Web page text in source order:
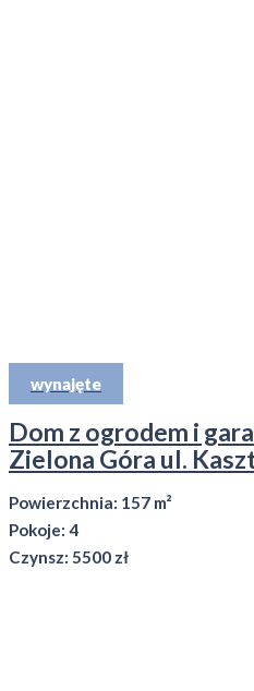
wynajęte
Dom z ogrodem i
Zielona Góra ul.
Powierzchnia: 157 m²
Pokoje: 4
Czynsz: 5500 zł